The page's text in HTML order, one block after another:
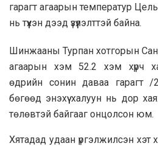
гарагт агаарын температур
нь түүхэн дээд үзүүлэлттэй байна.
Шинжааны Турпан хотгорын
агаарын хэм 52.2 хэм хүрч
өдрийн сонин даваа гарагт /
бөгөөд энэхүү халуун нь дор
төлөвтэй байгааг онцолсон юм.
Хятадад удаан үргэлжилсэн